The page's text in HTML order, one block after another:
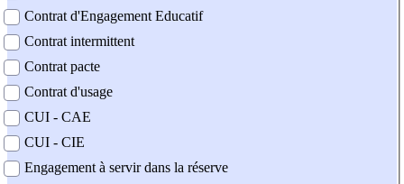
Contrat d'Engagement Educatif
Contrat intermittent
Contrat pacte
Contrat d'usage
CUI - CAE
CUI - CIE
Engagement à servir dans la réserve